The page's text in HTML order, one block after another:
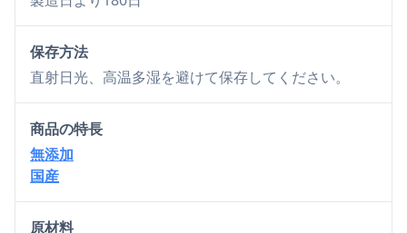
保存方法
直射日光、高温多湿を避けて保存してください。
商品の特長
無添加
国産
原材料